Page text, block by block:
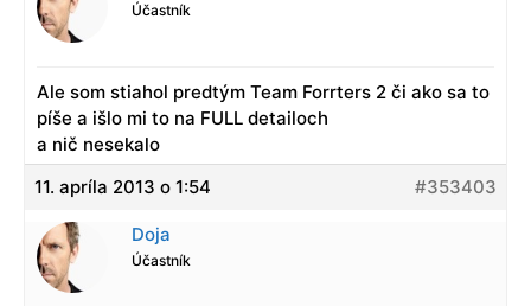
Účastník
Ale som stiahol predtým Team Forrters 2 či ako sa to
píše a išlo mi to na FULL detailoch
a nič nesekalo
11. apríla 2013 o 1:54
#353403
Doja
Účastník